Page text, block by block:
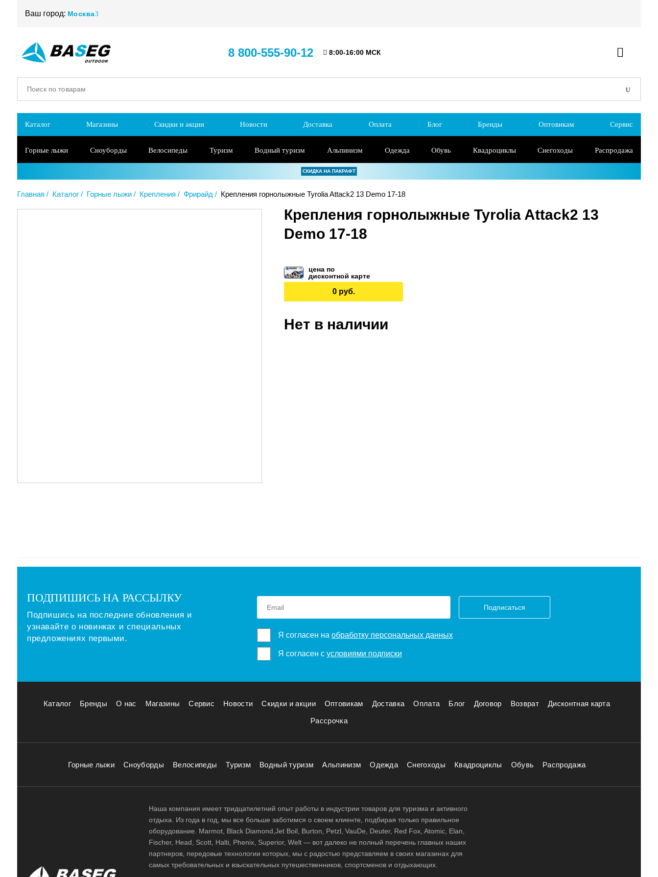
Ваш город: Москва
8 800-555-90-12 8:00-16:00 МСК
Каталог Магазины Скидки и акции Новости Доставка Оплата Блог Бренды Оптовикам Сервис
Горные лыжи Сноуборды Велосипеды Туризм Водный туризм Альпинизм Одежда Обувь Квадроциклы Снегоходы Распродажа
СКИДКА НА ПАКРАФТ
Главная Каталог Горные лыжи Крепления Фрирайд Крепления горнолыжные Tyrolia Attack2 13 Demo 17-18
Крепления горнолыжные Tyrolia Attack2 13
Demo 17-18
цена по
дисконтной карте
0 руб.
Нет в наличии
ПОДПИШИСЬ НА РАССЫЛКУ
Подпишись на последние обновления и
узнавайте о новинках и специальных
предложениях первыми.
Подписаться
Я согласен на обработку персональных данных
Я согласен с условиями подписки
Каталог Бренды О нас Магазины Сервис Новости Скидки и акции Оптовикам Доставка Оплата Блог Договор Возврат Дисконтная карта
Рассрочка
Горные лыжи Сноуборды Велосипеды Туризм Водный туризм Альпинизм Одежда Снегоходы Квадроциклы Обувь Распродажа
Наша компания имеет тридцатилетний опыт работы в индустрии товаров для туризма и активного
отдыха. Из года в год, мы все больше заботимся о своем клиенте, подбирая только правильное
оборудование. Marmot, Black Diamond,Jet Boil, Burton, Petzl, VauDe, Deuter, Red Fox, Atomic, Elan,
Fischer, Head, Scott, Halti, Phenix, Superior, Welt — вот далеко не полный перечень главных наших
партнеров, передовые технологии которых, мы с радостью представляем в своих магазинах для
самых требовательных и взыскательных путешественников, спортсменов и отдыхающих.